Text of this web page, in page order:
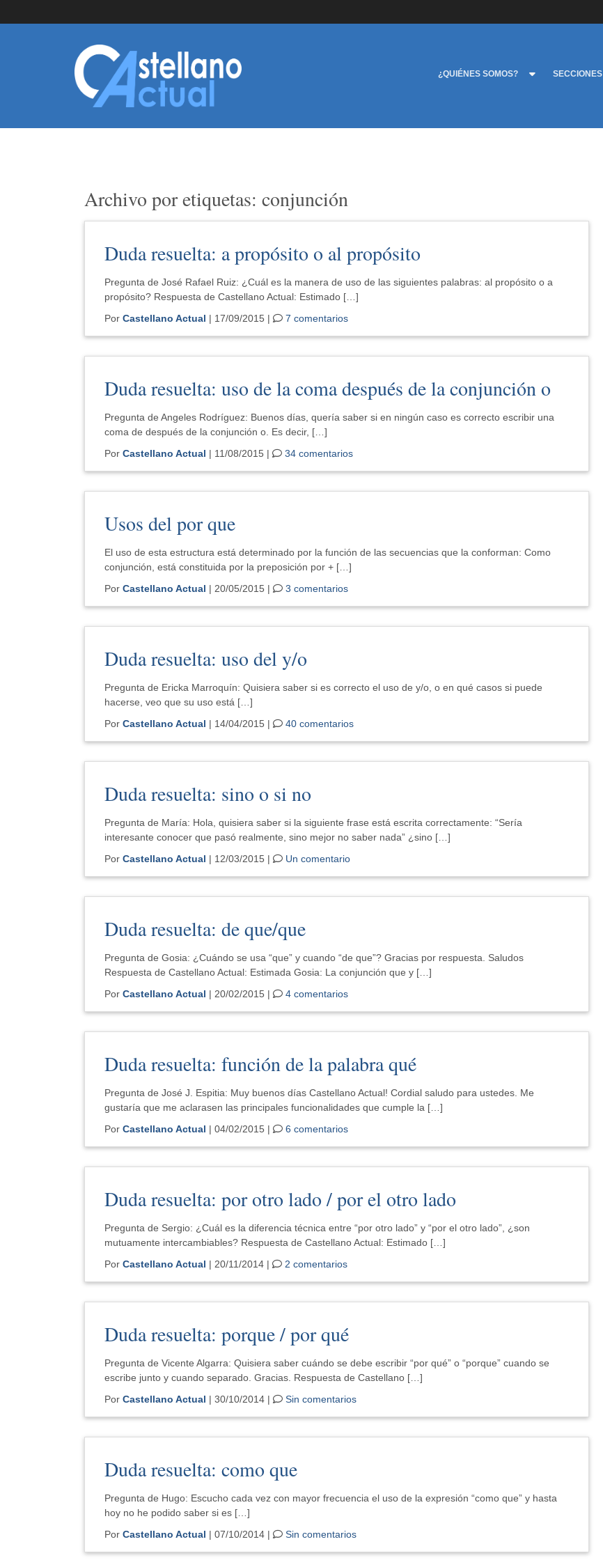
¿QUIÉNES SOMOS? SECCIONES
Archivo por etiquetas: conjunción
Duda resuelta: a propósito o al propósito
Pregunta de José Rafael Ruiz: ¿Cuál es la manera de uso de las siguientes palabras: al propósito o a
propósito? Respuesta de Castellano Actual: Estimado […]
Por Castellano Actual | 17/09/2015 | 7 comentarios
Duda resuelta: uso de la coma después de la conjunción o
Pregunta de Angeles Rodríguez: Buenos días, quería saber si en ningún caso es correcto escribir una
coma de después de la conjunción o. Es decir, […]
Por Castellano Actual | 11/08/2015 | 34 comentarios
Usos del por que
El uso de esta estructura está determinado por la función de las secuencias que la conforman: Como
conjunción, está constituida por la preposición por + […]
Por Castellano Actual | 20/05/2015 | 3 comentarios
Duda resuelta: uso del y/o
Pregunta de Ericka Marroquín: Quisiera saber si es correcto el uso de y/o, o en qué casos si puede
hacerse, veo que su uso está […]
Por Castellano Actual | 14/04/2015 | 40 comentarios
Duda resuelta: sino o si no
Pregunta de María: Hola, quisiera saber si la siguiente frase está escrita correctamente: “Sería
interesante conocer que pasó realmente, sino mejor no saber nada” ¿sino […]
Por Castellano Actual | 12/03/2015 | Un comentario
Duda resuelta: de que/que
Pregunta de Gosia: ¿Cuándo se usa “que” y cuando “de que”? Gracias por respuesta. Saludos
Respuesta de Castellano Actual: Estimada Gosia: La conjunción que y […]
Por Castellano Actual | 20/02/2015 | 4 comentarios
Duda resuelta: función de la palabra qué
Pregunta de José J. Espitia: Muy buenos días Castellano Actual! Cordial saludo para ustedes. Me
gustaría que me aclarasen las principales funcionalidades que cumple la […]
Por Castellano Actual | 04/02/2015 | 6 comentarios
Duda resuelta: por otro lado / por el otro lado
Pregunta de Sergio: ¿Cuál es la diferencia técnica entre “por otro lado” y “por el otro lado”, ¿son
mutuamente intercambiables? Respuesta de Castellano Actual: Estimado […]
Por Castellano Actual | 20/11/2014 | 2 comentarios
Duda resuelta: porque / por qué
Pregunta de Vicente Algarra: Quisiera saber cuándo se debe escribir “por qué” o “porque” cuando se
escribe junto y cuando separado. Gracias. Respuesta de Castellano […]
Por Castellano Actual | 30/10/2014 | Sin comentarios
Duda resuelta: como que
Pregunta de Hugo: Escucho cada vez con mayor frecuencia el uso de la expresión “como que” y hasta
hoy no he podido saber si es […]
Por Castellano Actual | 07/10/2014 | Sin comentarios